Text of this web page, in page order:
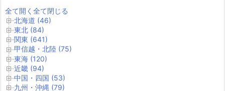
全て開く 全て閉じる
北海道 (46)
東北 (84)
関東 (641)
甲信越・北陸 (75)
東海 (120)
近畿 (94)
中国・四国 (53)
九州・沖縄 (79)